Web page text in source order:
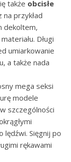
także obcisłe
na przykład
dekoltem,
Długi
umiarkowanie
a także nada
mega seksi
modele
szczególności
lędźwi. Sięgnij po
rękawami